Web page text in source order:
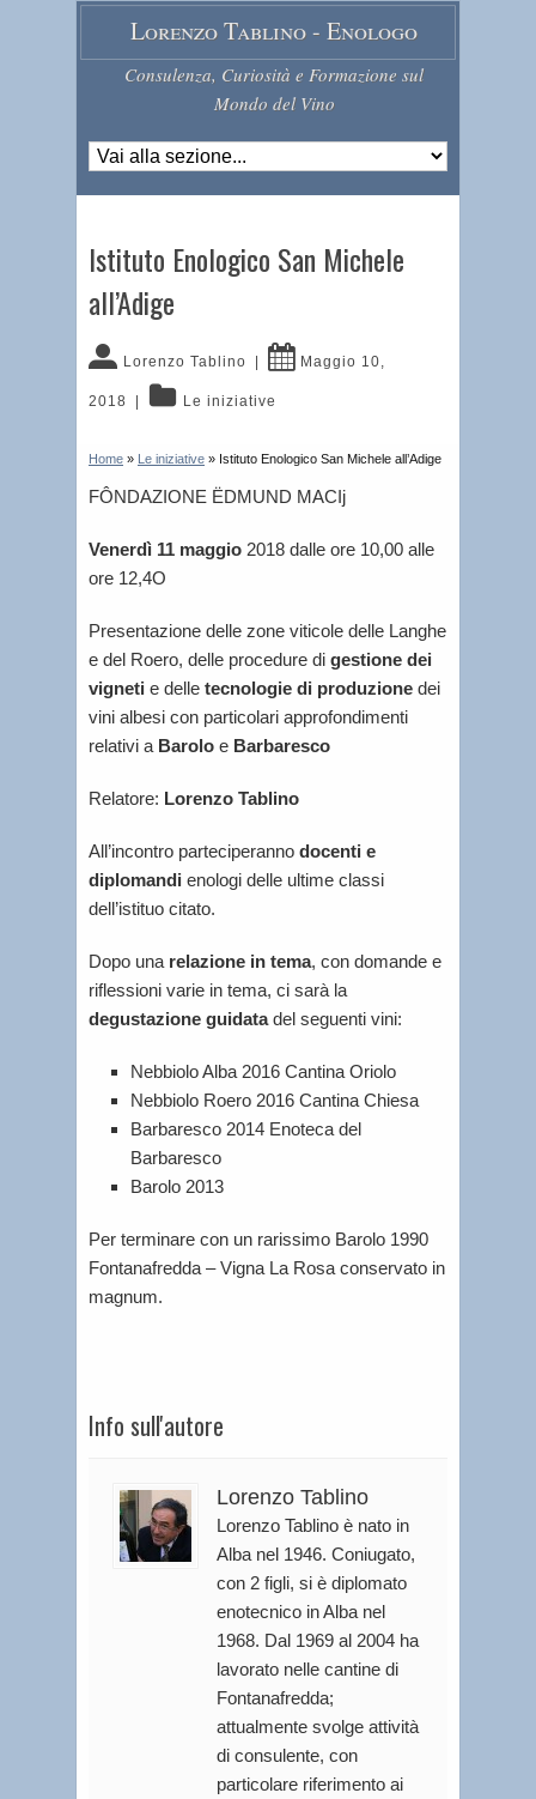
Lorenzo Tablino - Enologo
Consulenza, Curiosità e Formazione sul
Mondo del Vino
Istituto Enologico San Michele
all’Adige
Lorenzo Tablino Maggio 10,
2018 Le iniziative
Home » Le iniziative » Istituto Enologico San Michele all’Adige
FÔNDAZIONE ËDMUND MACIj
Venerdì 11 maggio 2018 dalle ore 10,00 alle
ore 12,4O
Presentazione delle zone viticole delle Langhe
e del Roero, delle procedure di gestione dei
vigneti e delle tecnologie di produzione dei
vini albesi con particolari approfondimenti
relativi a Barolo e Barbaresco
Relatore: Lorenzo Tablino
All’incontro parteciperanno docenti e
diplomandi enologi delle ultime classi
dell’istituo citato.
Dopo una relazione in tema, con domande e
riflessioni varie in tema, ci sarà la
degustazione guidatadel seguenti vini:
Nebbiolo Alba 2016 Cantina Oriolo
Nebbiolo Roero 2016 Cantina Chiesa
Barbaresco 2014 Enoteca del
Barbaresco
Barolo 2013
Per terminare con un rarissimo Barolo 1990
Fontanafredda – Vigna La Rosa conservato in
magnum.
Info sull'autore
Lorenzo Tablino
Lorenzo Tablino è nato in
Alba nel 1946. Coniugato,
con 2 figli, si è diplomato
enotecnico in Alba nel
1968. Dal 1969 al 2004 ha
lavorato nelle cantine di
Fontanafredda;
attualmente svolge attività
di consulente, con
particolare riferimento ai